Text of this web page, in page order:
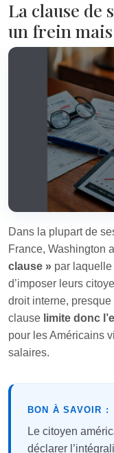
La clause de
un frein
Dans la plupart de
France, Washington
clause » par laquelle
d’imposer leurs
droit interne, presque
clause limite donc
pour les Américains
salaires.
BON À SAVOIR :
Le citoyen
déclarer